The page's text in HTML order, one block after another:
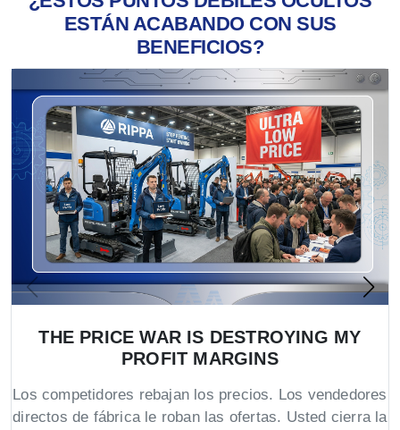
ESTÁN ACABANDO CON SUS
BENEFICIOS?
THE PRICE WAR IS DESTROYING MY
PROFIT MARGINS
Los competidores rebajan los precios. Los vendedores
directos de fábrica le roban las ofertas. Usted cierra la